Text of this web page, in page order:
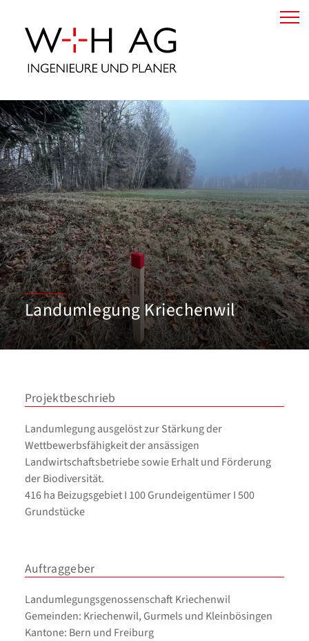
Landumlegung Kriechenwil
Projektbeschrieb
Landumlegung ausgelöst zur Stärkung der
Wettbewerbsfähigkeit der ansässigen
Landwirtschaftsbetriebe sowie Erhalt und Förderung
der Biodiversität.
416 ha Beizugsgebiet I 100 Grundeigentümer I 500
Grundstücke
Auftraggeber
Landumlegungsgenossenschaft Kriechenwil
Gemeinden: Kriechenwil, Gurmels und Kleinbösingen
Kantone: Bern und Freiburg